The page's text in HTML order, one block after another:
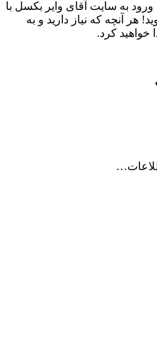
ورود به سایت آقای وایر بکسل با
هر آنچه که نیاز دارید و به
خواهید کرد.